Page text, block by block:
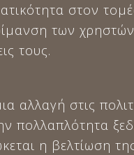
στον
των
τους.
αλλαγή στις
η βελτίωση